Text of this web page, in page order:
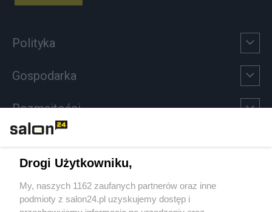
Polityka
Gospodarka
Rozmaitości
Sport
Społeczeństwo
Drogi Użytkowniku,
My, naszych 1162 zaufanych partnerów oraz inne
podmioty z salon24.pl uzyskujemy dostęp i